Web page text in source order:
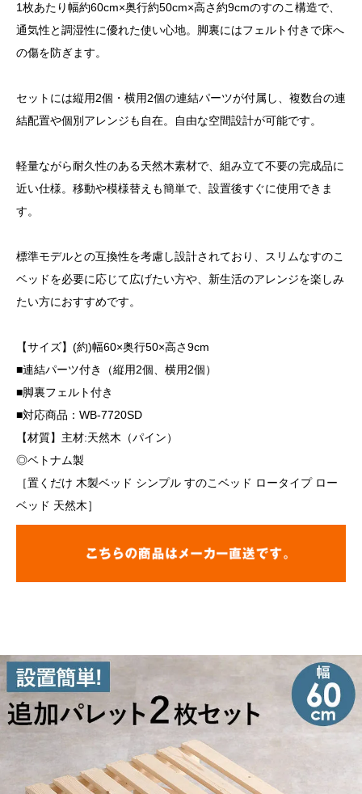
1枚あたり幅約60cm×奥行約50cm×高さ約9cmのすのこ構造で、
通気性と調湿性に優れた使い心地。脚裏にはフェルト付きで床へ
の傷を防ぎます。
セットには縦用2個・横用2個の連結パーツが付属し、複数台の連
結配置や個別アレンジも自在。自由な空間設計が可能です。
軽量ながら耐久性のある天然木素材で、組み立て不要の完成品に
近い仕様。移動や模様替えも簡単で、設置後すぐに使用できま
す。
標準モデルとの互換性を考慮し設計されており、スリムなすのこ
ベッドを必要に応じて広げたい方や、新生活のアレンジを楽しみ
たい方におすすめです。
【サイズ】(約)幅60×奥行50×高さ9cm
■連結パーツ付き（縦用2個、横用2個）
■脚裏フェルト付き
■対応商品：WB-7720SD
【材質】主材:天然木（パイン）
◎ベトナム製
［置くだけ 木製ベッド シンプル すのこベッド ロータイプ ロー
ベッド 天然木］